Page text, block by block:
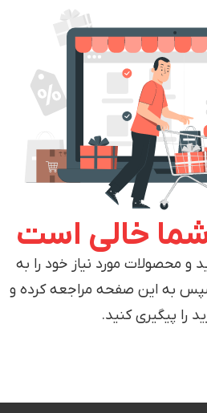
خالی است
و محصولات مورد نیاز خود را به
به این صفحه مراجعه کرده و
را پیگیری کنید.